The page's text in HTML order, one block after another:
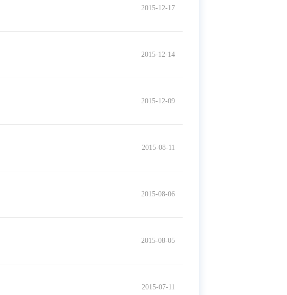
2015-12-17
2015-12-14
2015-12-09
2015-08-11
2015-08-06
2015-08-05
2015-07-11